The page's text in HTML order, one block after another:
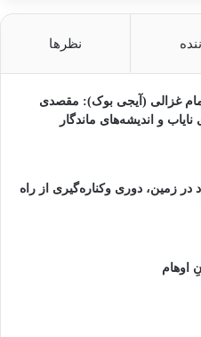
نظرها
غزالی (آیجی بوک): مقصدی
و اندیشه‌های ماندگار
در زمین‌، دوری وکناره‌گیری از راه
اوهام